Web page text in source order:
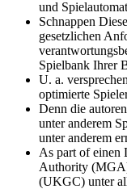
und
Schnappen
gesetzlichen
Spielbank Ihrer
U. a.
optimierte
Denn die
unter anderem
unter anderem
As part of einen
Authority
(UKGC) unter